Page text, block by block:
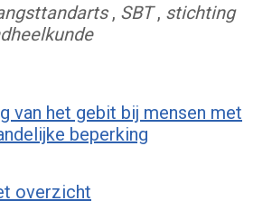
, SBT, stichting
van het gebit bij mensen met
beperking
overzicht